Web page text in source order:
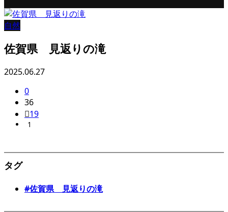
自然
佐賀県 見返りの滝
2025.06.27
0
36
19
1
タグ
#佐賀県 見返りの滝